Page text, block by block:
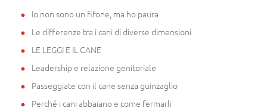
Io non sono un fifone, ma ho paura
Le differenze tra i cani di diverse dimensioni
LE LEGGI E IL CANE
Leadership e relazione genitoriale
Passeggiate con il cane senza guinzaglio
Perché i cani abbaiano e come fermarli